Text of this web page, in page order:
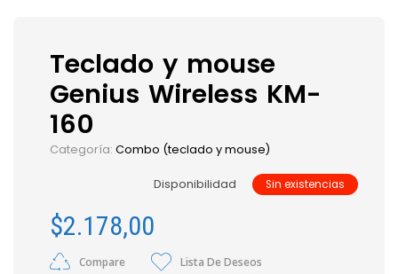
Teclado y mouse
Genius Wireless KM-
160
Categoría: Combo (teclado y mouse)
Disponibilidad Sin existencias
$2.178,00
Compare Lista De Deseos